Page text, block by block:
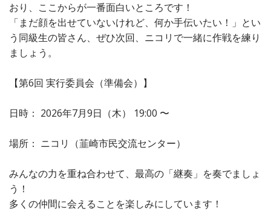
おり、ここからが一番面白いところです！
「まだ顔を出せていないけれど、何か手伝いたい！」とい
う同級生の皆さん、ぜひ次回、ニコリで一緒に作戦を練り
ましょう。
【第6回 実行委員会（準備会）】
日時： 2026年7月9日（木） 19:00 〜
場所： ニコリ（韮崎市民交流センター）
みんなの力を重ね合わせて、最高の「継奏」を奏でましょ
う！
多くの仲間に会えることを楽しみにしています！